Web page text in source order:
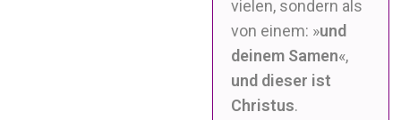
vielen, sondern als
von einem: »und
deinem Samen«,
und dieser ist
Christus.